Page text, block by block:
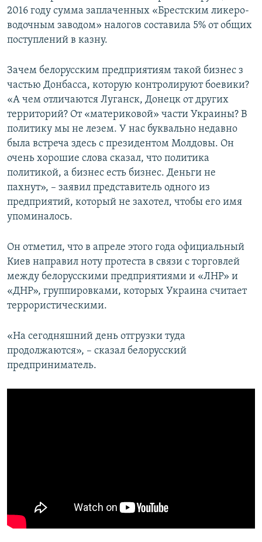
2016 году сумма заплаченных «Брестским ликеро-
водочным заводом» налогов составила 5% от общих
поступлений в казну.
Зачем белорусским предприятиям такой бизнес з
частью Донбасса, которую контролируют боевики?
«А чем отличаются Луганск, Донецк от других
территорий? От «материковой» части Украины? В
политику мы не лезем. У нас буквально недавно
была встреча здесь с президентом Молдовы. Он
очень хорошие слова сказал, что политика
политикой, а бизнес есть бизнес. Деньги не
пахнут», – заявил представитель одного из
предприятий, который не захотел, чтобы его имя
упоминалось.
Он отметил, что в апреле этого года официальный
Киев направил ноту протеста в связи с торговлей
между белорусскими предприятиями и «ЛНР» и
«ДНР», группировками, которых Украина считает
террористическими.
«На сегодняшний день отгрузки туда
продолжаются», – сказал белорусский
предприниматель.